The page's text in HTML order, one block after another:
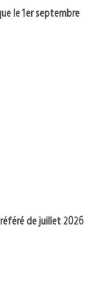
le 1er septembre
de juillet 2026